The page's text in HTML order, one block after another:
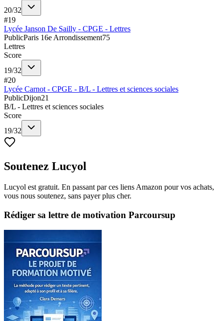
20/32
#19
Lycée Janson De Sailly - CPGE - Lettres
PublicParis 16e Arrondissement75
Lettres
Score
19/32
#20
Lycée Carnot - CPGE - B/L - Lettres et sciences sociales
PublicDijon21
B/L - Lettres et sciences sociales
Score
19/32
Soutenez Lucyol
Lucyol est gratuit. En passant par ces liens Amazon pour vos achats,
vous nous soutenez, sans payer plus cher.
Rédiger sa lettre de motivation Parcoursup